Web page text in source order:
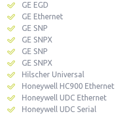
GE EGD
GE Ethernet
GE SNP
GE SNPX
GE SNP
GE SNPX
Hilscher Universal
Honeywell HC900 Ethernet
Honeywell UDC Ethernet
Honeywell UDC Serial